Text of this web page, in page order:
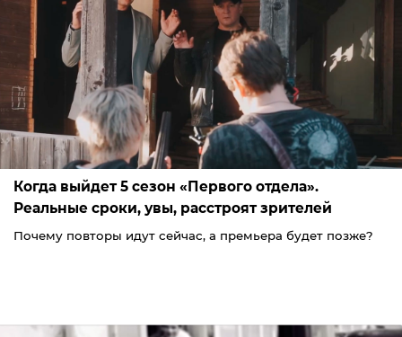
Когда выйдет 5 сезон «Первого отдела».
Реальные сроки, увы, расстроят зрителей
Почему повторы идут сейчас, а премьера будет позже?